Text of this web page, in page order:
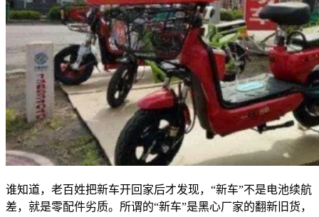
谁知道，老百姓把新车开回家后才发现，“新车”不是电池续航
差，就是零配件劣质。所谓的“新车”是黑心厂家的翻新旧货，